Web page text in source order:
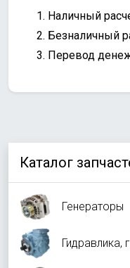
Каталог
Генераторы
Гидравлика,
Наличный
Безналичный
Перевод